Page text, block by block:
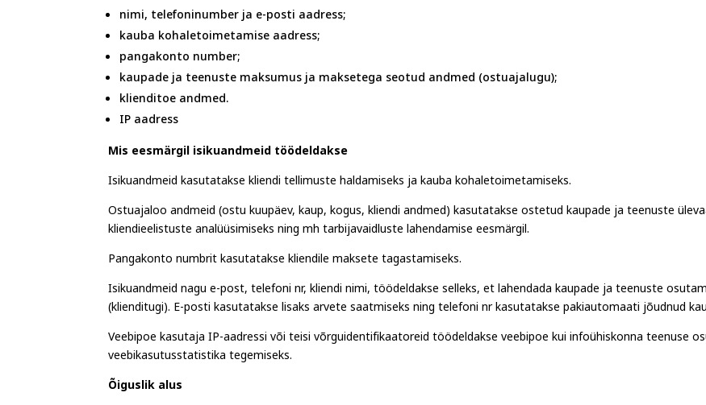
nimi, telefoninumber ja e-posti aadress;
kauba kohaletoimetamise aadress;
pangakonto number;
kaupade ja teenuste maksumus ja maksetega seotud andmed (ostuajalugu);
klienditoe andmed.
IP aadress
Mis eesmärgil isikuandmeid töödeldakse
Isikuandmeid kasutatakse kliendi tellimuste haldamiseks ja kauba kohaletoimetamiseks.
Ostuajaloo andmeid (ostu kuupäev, kaup, kogus, kliendi andmed) kasutatakse ostetud kaupade ja teenuste
kliendieelistuste analüüsimiseks ning mh tarbijavaidluste lahendamise eesmärgil.
Pangakonto numbrit kasutatakse kliendile maksete tagastamiseks.
Isikuandmeid nagu e-post, telefoni nr, kliendi nimi, töödeldakse selleks, et lahendada kaupade ja teenuste
(klienditugi). E-posti kasutatakse lisaks arvete saatmiseks ning telefoni nr kasutatakse pakiautomaati jõudnud
Veebipoe kasutaja IP-aadressi või teisi võrguidentifikaatoreid töödeldakse veebipoe kui infoühiskonna teenuse
veebikasutusstatistika tegemiseks.
Õiguslik alus